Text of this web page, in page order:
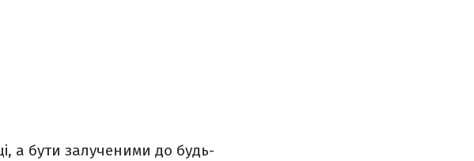
а бути залученими до будь-